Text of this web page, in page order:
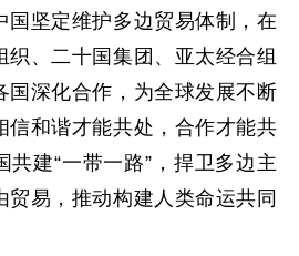
国坚定维护多边贸易体制，在
织、二十国集团、亚太经合组
国深化合作，为全球发展不断
信和谐才能共处，合作才能共
共建“一带一路”，捍卫多边主
贸易，推动构建人类命运共同